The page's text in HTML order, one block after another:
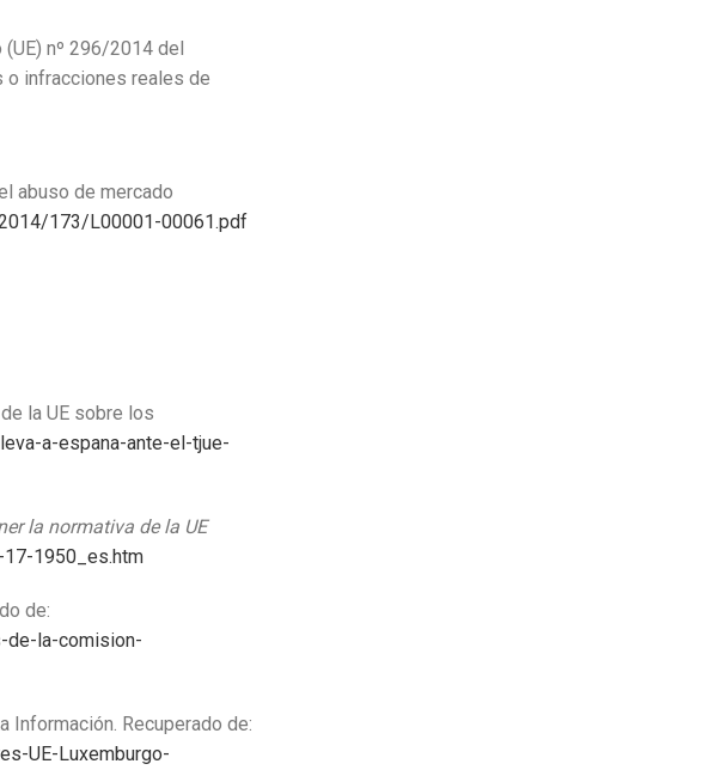
nº 296/2014 del
o infracciones reales de
abuso de mercado
173/L00001-00061.pdf
la UE sobre los
a-espana-ante-el-tjue-
la normativa de la UE
1950_es.htm
de:
de-la-comision-
Información. Recuperado de:
UE-Luxemburgo-